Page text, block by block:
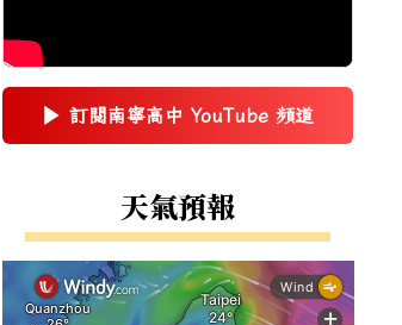
▶ 訂閱南寧高中 YouTube 頻道
(另開新視窗)
右邊區域內容
天氣預報